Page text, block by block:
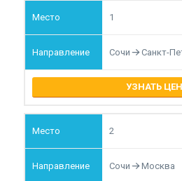
1
Сочи Санкт-
УЗНАТЬ
2
Сочи Москва